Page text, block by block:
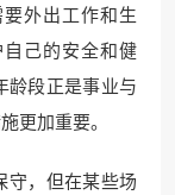
外出工作和生
己的安全和健
龄段正是事业与
更加重要。
守，但在某些场